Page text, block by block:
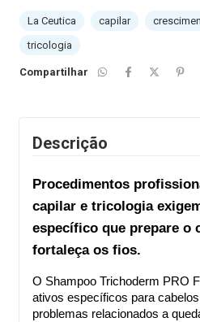
La Ceutica capilar
tricologia
Compartilhar
Descrição
Procedimentos
capilar e tricologia
específico que prepare o
fortaleça os fios.
O Shampoo Trichoderm PRO
ativos específicos para
problemas relacionados a